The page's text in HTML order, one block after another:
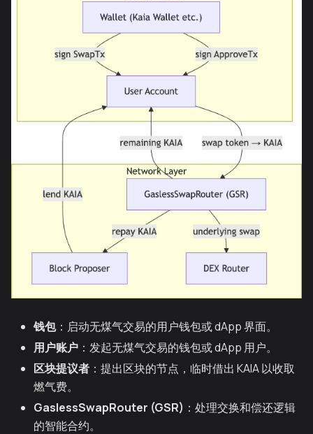
钱包：启动无煤气交易的用户钱包或 dApp 界面。
用户账户 ：发起无煤气交易的钱包或 dApp 用户。
区块提议者 ：提出区块的节点，临时借出 KAIA 以收取
燃气费。
GaslessSwapRouter (GSR) ：处理交换和偿还逻辑
的智能合约。